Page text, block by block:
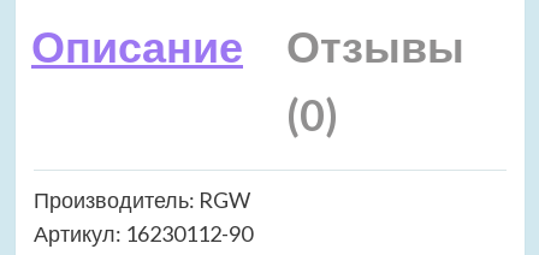
Описание
Отзывы
(0)
Производитель: RGW
Артикул: 16230112-90